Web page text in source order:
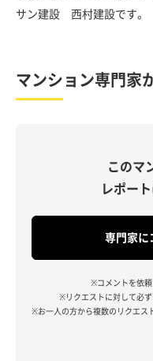
サン建設 西村建設です。
マンション専門家
このマ
レポー
専門家に
※コメントを依頼
※リクエストに対して必ず
※お一人の方から複数のリクエス